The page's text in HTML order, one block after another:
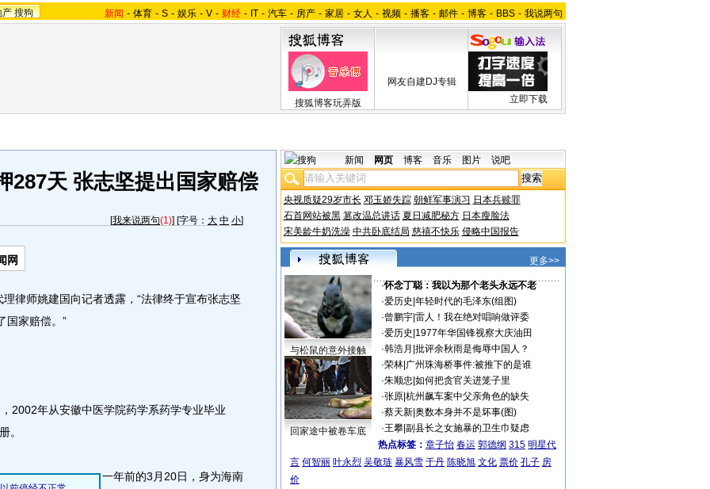
产 搜狗 新闻 - 体育 - S - 娱乐 - V - 财经 - IT - 汽车 - 房产 - 家居 - 女人 - 视频 - 播客 - 邮件 - 博客 - BBS - 我说两句
搜狐博客玩弄版
网友自建DJ专辑
立即下载
287天 张志坚提出国家赔偿
[我来说两句(1)] [字号： 大 中 小]
网
师姚建国向记者透露，“法律终于宣布张志坚
国家赔偿。”
年从安徽中医学院药学系药学专业毕业
。
一年前的3月20日，身为海南
新闻 网页 博客 音乐 图片 说吧
央视质疑29岁市长 邓玉娇失踪 朝鲜军事演习 日本兵赎罪
石首网站被黑 篡改温总讲话 夏日减肥秘方 日本瘦脸法
宋美龄牛奶洗澡 中共卧底结局 慈禧不快乐 侵略中国报告
更多>>
与松鼠的意外接触
回家途中被卷车底
·怀念丁聪：我以为那个老头永远不老
·爱历史 年轻时代的毛泽东(组图)
·曾鹏宇| 雷人！我在绝对唱响做评委
·爱历史 1977年华国锋视察大庆油田
·韩浩月 批评余秋雨是侮辱中国人？
·荣林| 广州珠海桥事件:被推下的是谁
·朱顺忠 如何把贪官关进笼子里
·张原| 杭州飙车案中父亲角色的缺失
·蔡天新| 奥数本身并不是坏事(图)
·王攀| 副县长之女施暴的卫生巾疑虑
热点标签： 章子怡 春运 郭德纲 315 明星代
言 何智丽 叶永烈 吴敬琏 暴风雪 于丹 陈晓旭 文化 票价 孔子 房
价